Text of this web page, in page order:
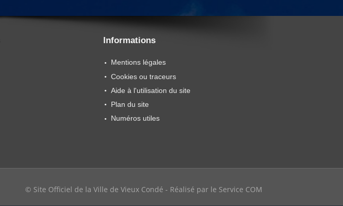
Informations
Mentions légales
Cookies ou traceurs
Aide à l'utilisation du site
Plan du site
Numéros utiles
© Site Officiel de la Ville de Vieux Condé - Réalisé par le Service COM